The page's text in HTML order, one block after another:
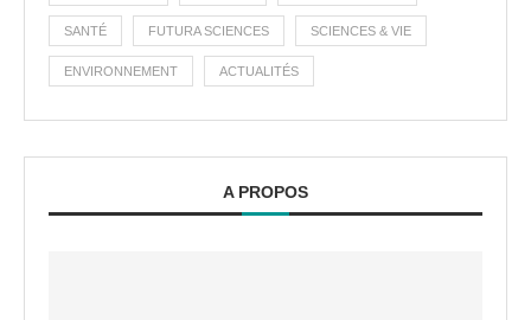
SANTÉ FUTURA SCIENCES SCIENCES & VIE
ENVIRONNEMENT ACTUALITÉS
A PROPOS